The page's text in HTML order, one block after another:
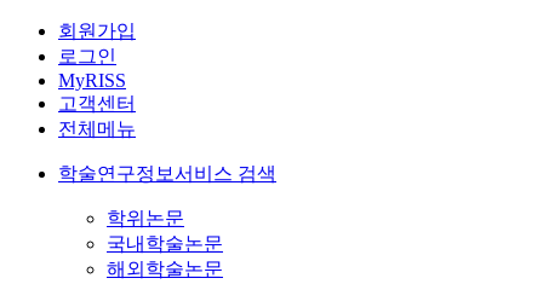
회원가입
로그인
MyRISS
고객센터
전체메뉴
학술연구정보서비스 검색
학위논문
국내학술논문
해외학술논문